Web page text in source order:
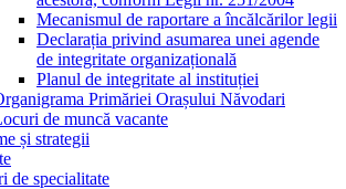
Mecanismul de raportare a încălcărilor legii
Declarația privind asumarea unei agende
de integritate organizațională
Planul de integritate al instituției
Primăriei Orașului Năvodari
de muncă vacante
și strategii
de specialitate